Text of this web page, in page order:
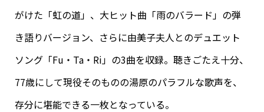
がけた「虹の道」、大ヒット曲「雨のバラード」の弾
き語りバージョン、さらに由美子夫人とのデュエット
ソング「Fu・Ta・Ri」の3曲を収録。聴きごたえ十分、
77歳にして現役そのものの湯原のパラフルな歌声を、
存分に堪能できる一枚となっている。